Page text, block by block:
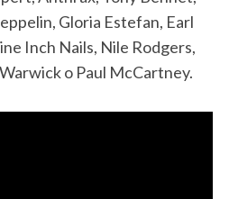
Gloria Estefan, Earl
Inch Nails, Nile Rodgers,
o Paul McCartney.